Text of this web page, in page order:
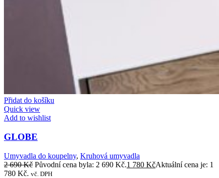
Přidat do košíku
Quick view
Add to wishlist
GLOBE
Umyvadla do koupelny, Kruhová umyvadla
2 690Kč Původní cena byla: 2 690 Kč.1 780 KčAktuální cena je: 1
780 Kč. vč. DPH